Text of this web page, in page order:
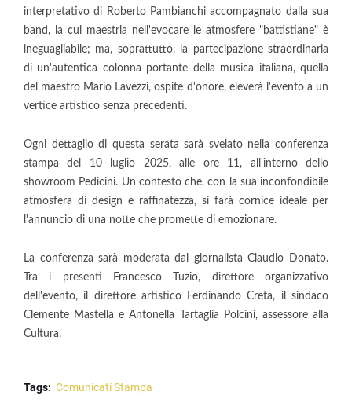
interpretativo di Roberto Pambianchi accompagnato dalla sua
band, la cui maestria nell'evocare le atmosfere "battistiane" è
ineguagliabile; ma, soprattutto, la partecipazione straordinaria
di un'autentica colonna portante della musica italiana, quella
del maestro Mario Lavezzi, ospite d'onore, eleverà l'evento a un
vertice artistico senza precedenti.
Ogni dettaglio di questa serata sarà svelato nella conferenza
stampa del 10 luglio 2025, alle ore 11, all'interno dello
showroom Pedicini. Un contesto che, con la sua inconfondibile
atmosfera di design e raffinatezza, si farà cornice ideale per
l'annuncio di una notte che promette di emozionare.
La conferenza sarà moderata dal giornalista Claudio Donato.
Tra i presenti Francesco Tuzio, direttore organizzativo
dell'evento, il direttore artistico Ferdinando Creta, il sindaco
Clemente Mastella e Antonella Tartaglia Polcini, assessore alla
Cultura.
Tags: Comunicati Stampa